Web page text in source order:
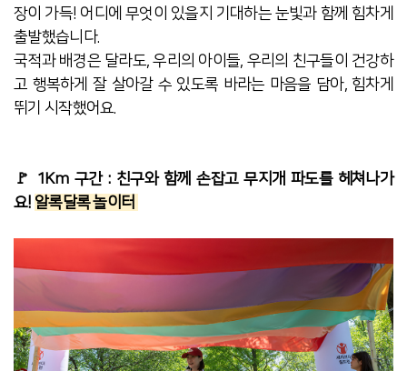
장이 가득! 어디에 무엇이 있을지 기대하는 눈빛과 함께 힘차게
출발했습니다.
국적과 배경은 달라도, 우리의 아이들, 우리의 친구들이 건강하
고 행복하게 잘 살아갈 수 있도록 바라는 마음을 담아, 힘차게
뛰기 시작했어요.
🚩 1Km 구간 : 친구와 함께 손잡고 무지개 파도를 헤쳐나가
요! 알록달록 놀이터